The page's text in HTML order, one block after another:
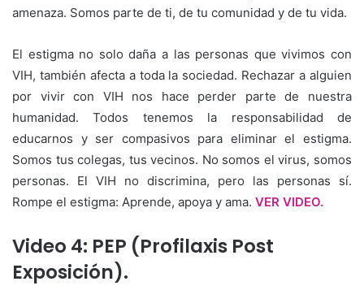
amenaza. Somos parte de ti, de tu comunidad y de tu vida.
El estigma no solo daña a las personas que vivimos con
VIH, también afecta a toda la sociedad. Rechazar a alguien
por vivir con VIH nos hace perder parte de nuestra
humanidad. Todos tenemos la responsabilidad de
educarnos y ser compasivos para eliminar el estigma.
Somos tus colegas, tus vecinos. No somos el virus, somos
personas. El VIH no discrimina, pero las personas sí.
Rompe el estigma: Aprende, apoya y ama. VER VIDEO.
Video 4: PEP (Profilaxis Post
Exposición).